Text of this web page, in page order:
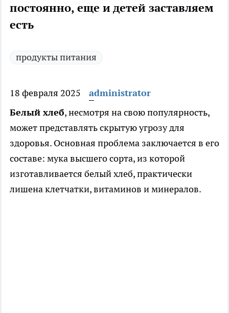
постоянно, еще и детей заставляем
есть
продукты питания
18 февраля 2025
administrator
Белый хлеб, несмотря на свою популярность,
может представлять скрытую угрозу для
здоровья. Основная проблема заключается в его
составе: мука высшего сорта, из которой
изготавливается белый хлеб, практически
лишена клетчатки, витаминов и минералов.